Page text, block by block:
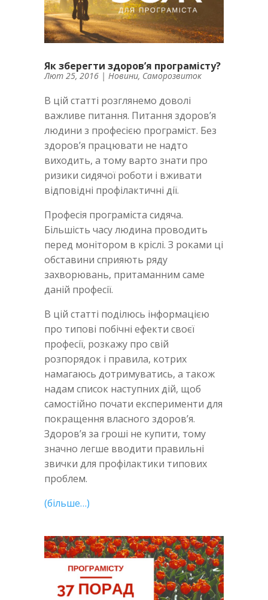
Як зберегти здоров’я програмісту?
Лют 25, 2016 | Новини, Саморозвиток
В цій статті розглянемо доволі
важливе питання. Питання здоров’я
людини з професією програміст. Без
здоров’я працювати не надто
виходить, а тому варто знати про
ризики сидячої роботи і вживати
відповідні профілактичні дії.
Професія програміста сидяча.
Більшість часу людина проводить
перед монітором в кріслі. З роками ці
обставини сприяють ряду
захворювань, притаманним саме
даній професії.
В цій статті поділюсь інформацією
про типові побічні ефекти своєї
професії, розкажу про свій
розпорядок і правила, котрих
намагаюсь дотримуватись, а також
надам список наступних дій, щоб
самостійно почати експерименти для
покращення власного здоров’я.
Здоров’я за гроші не купити, тому
значно легше вводити правильні
звички для профілактики типових
проблем.
(більше…)